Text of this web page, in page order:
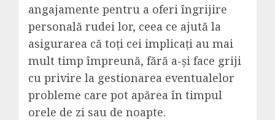
angajamente pentru a oferi îngrijire
personală rudei lor, ceea ce ajută la
asigurarea că toți cei implicați au mai
mult timp împreună, fără a-și face griji
cu privire la gestionarea eventualelor
probleme care pot apărea în timpul
orele de zi sau de noapte.